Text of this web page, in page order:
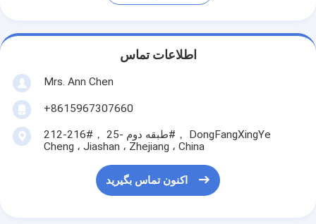
اطلاعات تماس
Mrs. Ann Chen
+8615967307660
212-216#， طبقه دوم -25#， DongFangXingYe
Cheng ، Jiashan ، Zhejiang ، China
اکنون تماس بگیرید